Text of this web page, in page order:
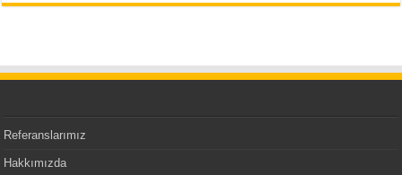
Referanslarımız
Hakkımızda